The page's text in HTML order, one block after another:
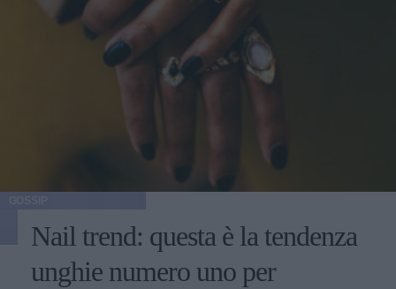
Nail trend: questa è la tendenza
unghie numero uno per